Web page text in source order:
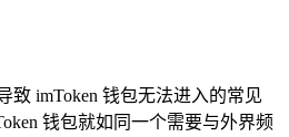
致 imToken 钱包无法进入的常见
钱包就如同一个需要与外界频